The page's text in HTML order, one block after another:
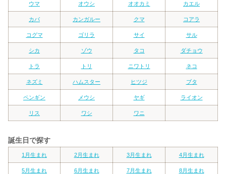
ウマ オウシ オオカミ カエル
カバ カンガルー クマ コアラ
コグマ ゴリラ サイ サル
シカ ゾウ タコ ダチョウ
トラ トリ ニワトリ ネコ
ネズミ ハムスター ヒツジ ブタ
ペンギン メウシ ヤギ ライオン
リス ワシ ワニ
誕生日で探す
1月生まれ 2月生まれ 3月生まれ 4月生まれ
5月生まれ 6月生まれ 7月生まれ 8月生まれ